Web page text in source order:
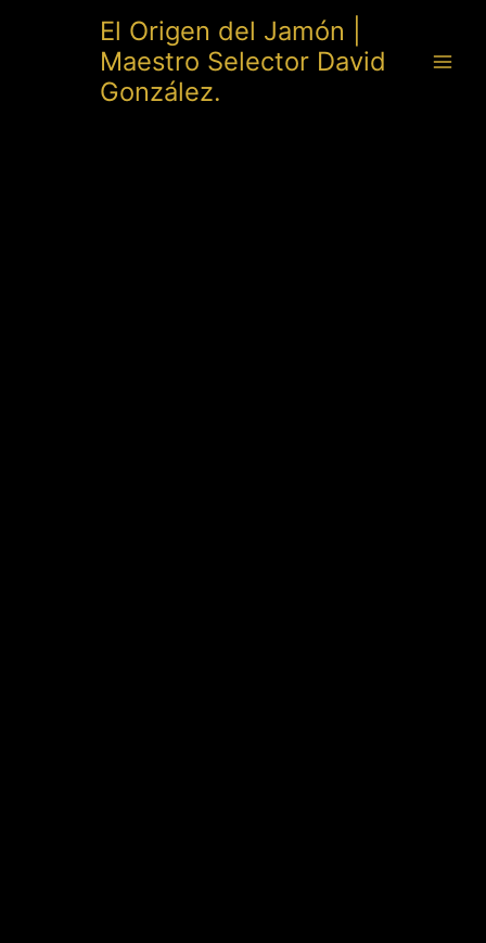
El Origen del Jamón |
Maestro Selector David
González.